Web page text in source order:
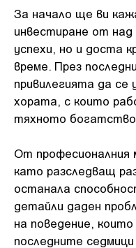
За начало ще ви
инвестиране от над
успехи, но и доста
време. През
привилегията да
хората, с които
тяхното богатство.
От
като разследващ
останала
детайли даден
на поведение,
последните